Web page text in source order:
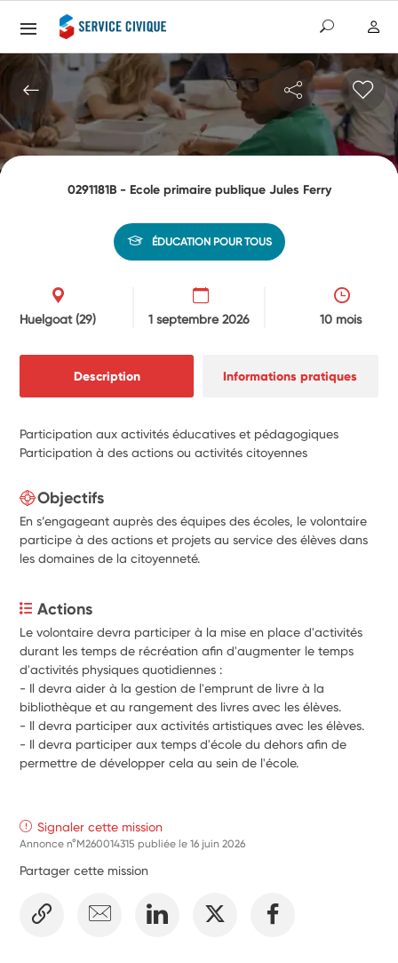
0291181B - Ecole primaire publique Jules Ferry
ÉDUCATION POUR TOUS
Huelgoat(29) 1 septembre 2026 10 mois
Description Informations pratiques
Participation aux activités éducatives et pédagogiques
Participation à des actions ou activités citoyennes
Objectifs
En s’engageant auprès des équipes des écoles, le volontaire
participe à des actions et projets au service des élèves dans
les domaines de la citoyenneté.
Actions
Le volontaire devra participer à la mise en place d'activités
durant les temps de récréation afin d'augmenter le temps
d'activités physiques quotidiennes :
- Il devra aider à la gestion de l'emprunt de livre à la
bibliothèque et au rangement des livres avec les élèves.
- Il devra participer aux activités artistiques avec les élèves.
- Il devra participer aux temps d'école du dehors afin de
permettre de développer cela au sein de l'école.
Signaler cette mission
Annonce n°M260014315 publiée le16 juin 2026
Partager cette mission